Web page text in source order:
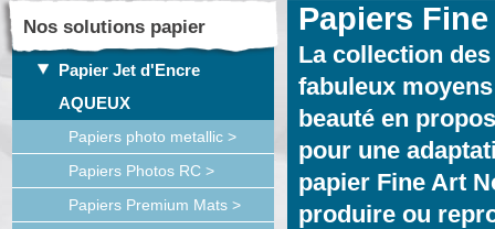
Nos solutions papier
Papier Jet d'Encre
AQUEUX
Papiers photo metallic >
Papiers Photos RC >
Papiers Premium Mats >
Papiers
La collection
fabuleux
beauté en
pour une
papier Fine Art
produire ou